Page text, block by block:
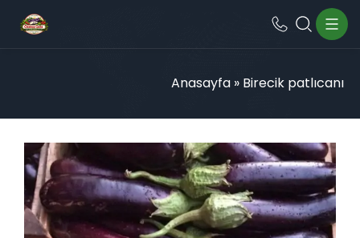
Anasayfa » Birecik patlıcanı